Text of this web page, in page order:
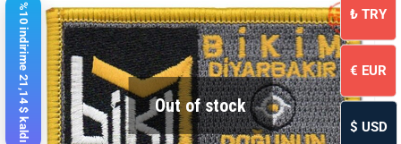
Out of stock
%10 indirime 21,14 $ kaldı ₺ TRY
€ EUR
$ USD